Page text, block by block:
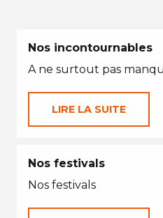
Nos incontournables
A ne surtout pas
LIRE LA SUITE
Nos festivals
Nos festivals